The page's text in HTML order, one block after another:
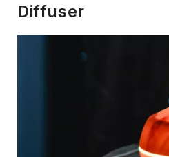
Diffuser